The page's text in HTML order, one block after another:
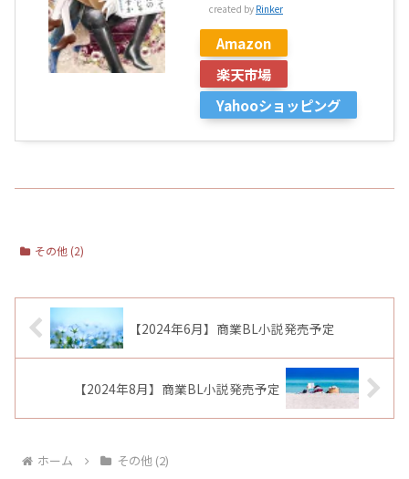
created by Rinker
Amazon
楽天市場
Yahooショッピング
その他 (2)
【2024年6月】商業BL小説発売予定
【2024年8月】商業BL小説発売予定
ホーム その他 (2)